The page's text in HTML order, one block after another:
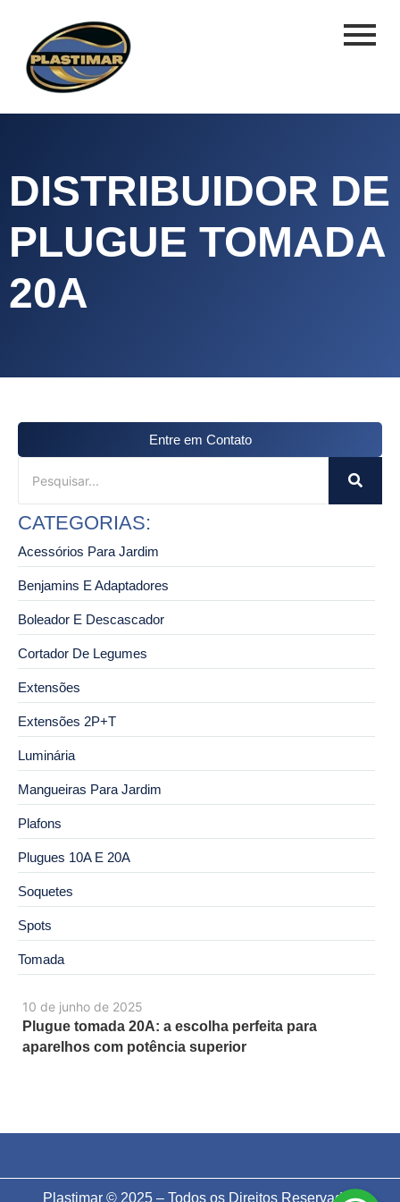
DISTRIBUIDOR DE
PLUGUE TOMADA
20A
10 de junho de 2025
Plugue tomada 20A: a escolha perfeita para
aparelhos com potência superior
Entre em Contato
CATEGORIAS:
Acessórios Para Jardim
Benjamins E Adaptadores
Boleador E Descascador
Cortador De Legumes
Extensões
Extensões 2P+T
Luminária
Mangueiras Para Jardim
Plafons
Plugues 10A E 20A
Soquetes
Spots
Tomada
Plastimar © 2025 – Todos os Direitos Reservados